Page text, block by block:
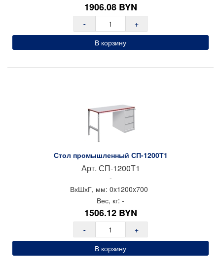
1906.08 BYN
-
+
В корзину
Стол промышленный СП-1200Т1
Арт. СП-1200Т1
-
ВхШхГ, мм: 0x1200x700
Вес, кг: -
1506.12 BYN
-
+
В корзину